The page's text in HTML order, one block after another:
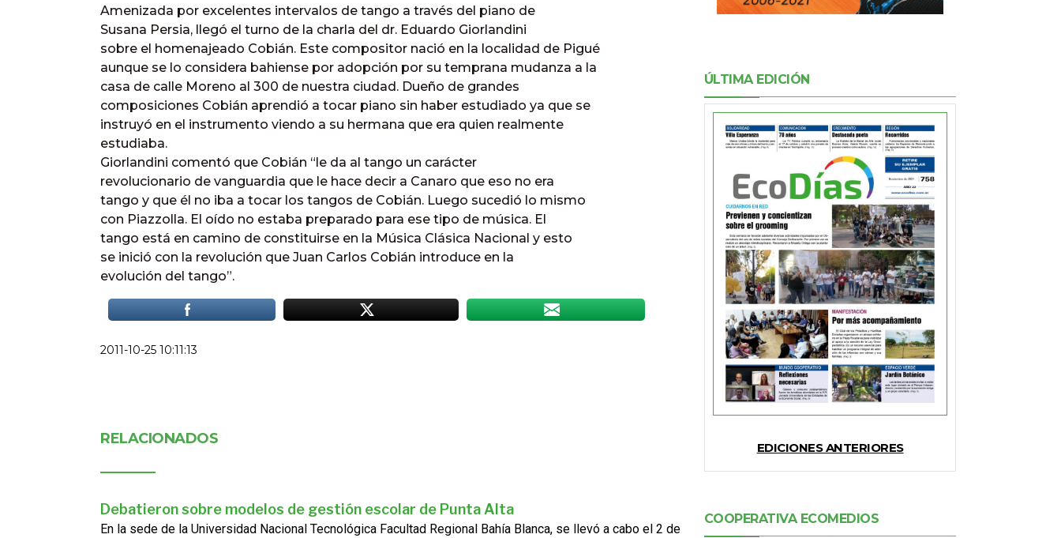
Amenizada por excelentes intervalos de tango a través del piano de
Susana Persia, llegó el turno de la charla del dr. Eduardo Giorlandini
sobre el homenajeado Cobián. Este compositor nació en la localidad de Pigué
aunque se lo considera bahiense por adopción por su temprana mudanza a la
casa de calle Moreno al 300 de nuestra ciudad. Dueño de grandes
composiciones Cobián aprendió a tocar piano sin haber estudiado ya que se
instruyó en el instrumento viendo a su hermana que era quien realmente
estudiaba.
Giorlandini comentó que Cobián “le da al tango un carácter
revolucionario de vanguardia que le hace decir a Canaro que eso no era
tango y que él no iba a tocar los tangos de Cobián. Luego sucedió lo mismo
con Piazzolla. El oído no estaba preparado para ese tipo de música. El
tango está en camino de constituirse en la Música Clásica Nacional y esto
se inició con la revolución que Juan Carlos Cobián introduce en la
evolución del tango”.
2011-10-25 10:11:13
RELACIONADOS
Debatieron sobre modelos de gestión escolar de Punta Alta
En la sede de la Universidad Nacional Tecnológica Facultad Regional Bahía Blanca, se llevó a cabo el 2 de
ÚLTIMA EDICIÓN
EDICIONES ANTERIORES
COOPERATIVA ECOMEDIOS